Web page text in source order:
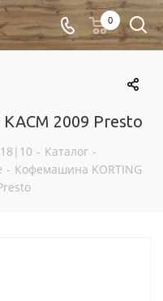
0
2009 Presto
- Каталог -
- Кофемашина KORTING